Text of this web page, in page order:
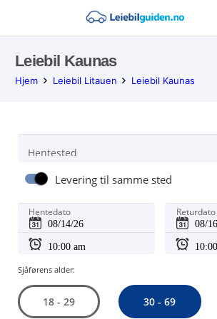
Leiebil Kaunas
Hjem Leiebil Litauen Leiebil Kaunas
Hentested
Levering til samme sted
Hentedato Returdato
Sjåførens alder:
18 - 29 30 - 69